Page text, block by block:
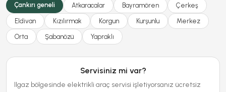
Çankırı geneli Atkaracalar Bayramören Çerkeş
Eldivan Kızılırmak Korgun Kurşunlu Merkez
Orta Şabanözü Yapraklı
Servisiniz mi var?
Ilgaz bölgesinde elektrikli araç servisi işletiyorsanız ücretsiz